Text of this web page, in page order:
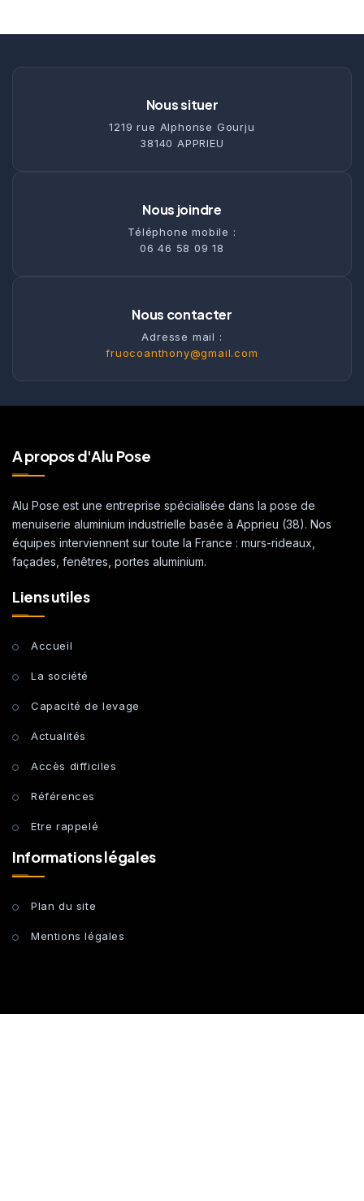
Nous situer
1219 rue Alphonse Gourju
38140 APPRIEU
Nous joindre
Téléphone mobile :
06 46 58 09 18
Nous contacter
Adresse mail :
fruocoanthony@gmail.com
A propos d'Alu Pose
Alu Pose est une entreprise spécialisée dans la pose de
menuiserie aluminium industrielle basée à Apprieu (38). Nos
équipes interviennent sur toute la France : murs-rideaux,
façades, fenêtres, portes aluminium.
Liens utiles
Accueil
La société
Capacité de levage
Actualités
Accès difficiles
Références
Etre rappelé
Informations légales
Plan du site
Mentions légales